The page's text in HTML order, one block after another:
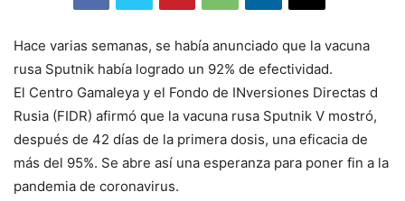
Hace varias semanas, se había anunciado que la vacuna
rusa Sputnik había logrado un 92% de efectividad.
El Centro Gamaleya y el Fondo de INversiones Directas d
Rusia (FIDR) afirmó que la vacuna rusa Sputnik V mostró,
después de 42 días de la primera dosis, una eficacia de
más del 95%. Se abre así una esperanza para poner fin a la
pandemia de coronavirus.